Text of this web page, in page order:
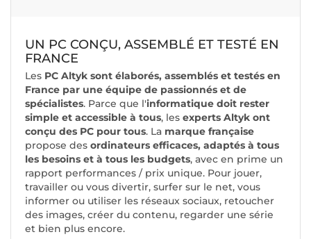
UN PC CONÇU, ASSEMBLÉ ET TESTÉ EN
FRANCE
Les PC Altyk sont élaborés, assemblés et testés en
France par une équipe de passionnés et de
spécialistes. Parce que l'informatique doit rester
simple et accessible à tous, les experts Altyk ont
conçu des PC pour tous. La marque française
propose des ordinateurs efficaces, adaptés à tous
les besoins et à tous les budgets, avec en prime un
rapport performances / prix unique. Pour jouer,
travailler ou vous divertir, surfer sur le net, vous
informer ou utiliser les réseaux sociaux, retoucher
des images, créer du contenu, regarder une série
et bien plus encore.